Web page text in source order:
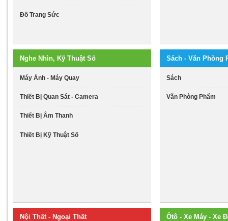
Đồ Trang Sức
Nghe Nhìn, Kỹ Thuật Số
Máy Ảnh - Máy Quay
Thiết Bị Quan Sát - Camera
Thiết Bị Âm Thanh
Thiết Bị Kỹ Thuật Số
Sách - Văn Phòng
Sách
Văn Phòng Phẩm
Nội Thất - Ngoại Thất Ôtô - Xe Máy - Xe